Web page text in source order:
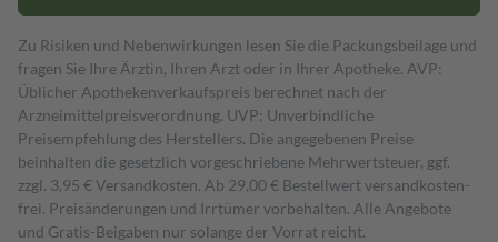
Zu Risiken und Nebenwirkungen lesen Sie die Packungsbeilage und
fragen Sie Ihre Ärztin, Ihren Arzt oder in Ihrer Apotheke. AVP:
Üblicher Apothekenverkaufspreis berechnet nach der
Arzneimittelpreisverordnung. UVP: Unverbindliche
Preisempfehlung des Herstellers. Die angegebenen Preise
beinhalten die gesetzlich vorgeschriebene Mehrwertsteuer, ggf.
zzgl. 3,95 € Versandkosten. Ab 29,00 € Bestell­wert versand­kosten­
frei. Preisänderungen und Irrtümer vorbehalten. Alle Angebote
und Gratis-Beigaben nur solange der Vorrat reicht.